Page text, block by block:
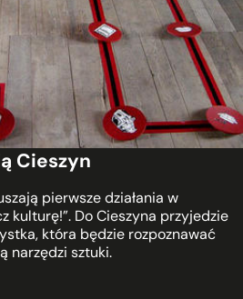
Cieszyn
pierwsze działania w
kulturę!”. Do Cieszyna przyjedzie
która będzie rozpoznawać
narzędzi sztuki.